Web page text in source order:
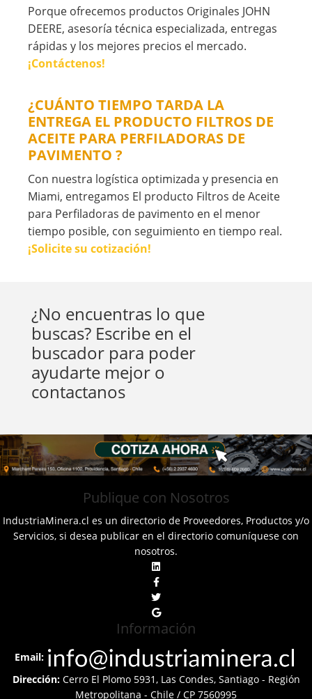
Porque ofrecemos productos Originales JOHN
DEERE, asesoría técnica especializada, entregas
rápidas y los mejores precios el mercado.
¡Contáctenos!
¿CUÁNTO TIEMPO TARDA LA
ENTREGA EL PRODUCTO FILTROS DE
ACEITE PARA PERFILADORAS DE
PAVIMENTO ?
Con nuestra logística optimizada y presencia en
Miami, entregamos El producto Filtros de Aceite
para Perfiladoras de pavimento en el menor
tiempo posible, con seguimiento en tiempo real.
¡Solicite su cotización!
¿No encuentras lo que
buscas? Escribe en el
buscador para poder
ayudarte mejor o
contactanos
Publique con Nosotros
IndustriaMinera.cl es un directorio de Proveedores, Productos y/o
Servicios, si desea publicar en el directorio comuníquese con
nosotros.
Información
Email:
Dirección:Cerro El Plomo 5931, Las Condes, Santiago - Región
Metropolitana - Chile / CP 7560995